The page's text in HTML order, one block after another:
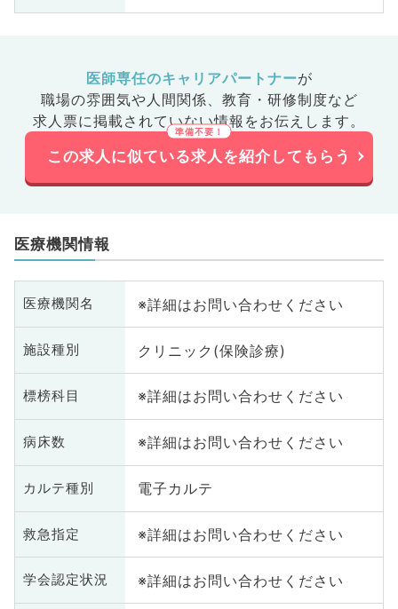
医師専任のキャリアパートナーが
職場の雰囲気や人間関係、 教育・研修制度など
求人票に掲載されていない情報をお伝えします。
この求人に似ている求人を紹介してもらう
医療機関情報
医療機関名 ※詳細はお問い合わせください
施設種別 クリニック(保険診療)
標榜科目 ※詳細はお問い合わせください
病床数 ※詳細はお問い合わせください
カルテ種別 電子カルテ
救急指定 ※詳細はお問い合わせください
学会認定状況 ※詳細はお問い合わせください